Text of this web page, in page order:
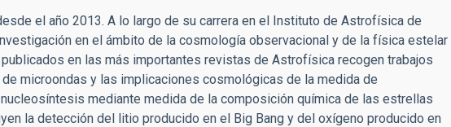
el año 2013. A lo largo de su carrera en el Instituto de Astrofísica de
en el ámbito de la cosmología observacional y de la física estelar
en las más importantes revistas de Astrofísica recogen trabajos
microondas y las implicaciones cosmológicas de la medida de
mediante medida de la composición química de las estrellas
la detección del litio producido en el Big Bang y del oxígeno producido en